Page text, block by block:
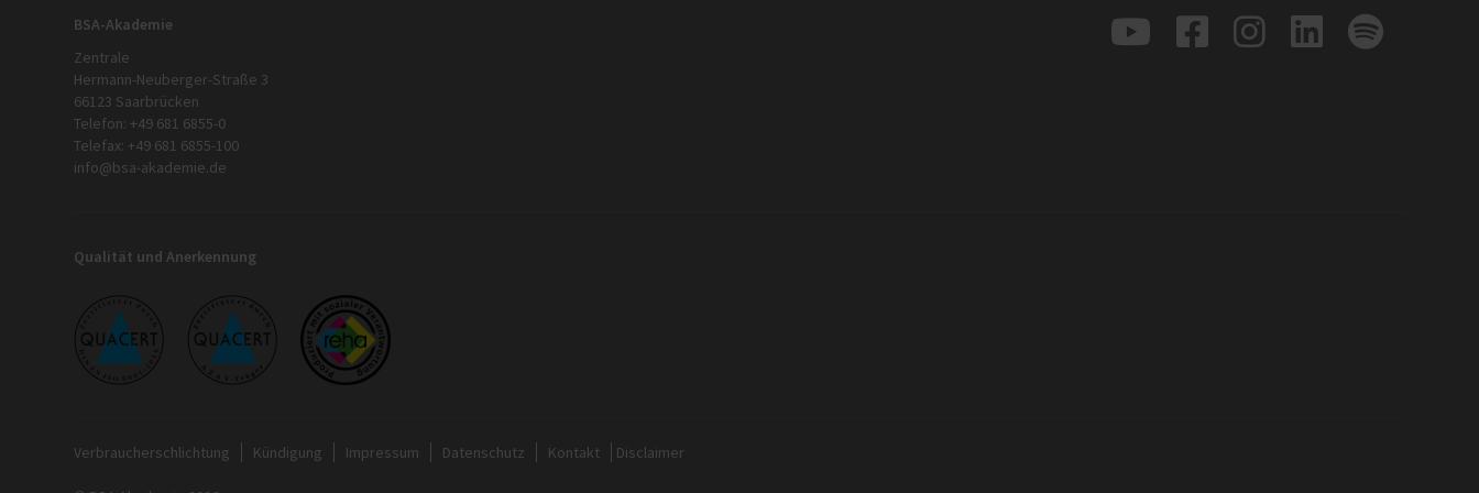
BSA-Akademie
Zentrale
Hermann-Neuberger-Straße 3
66123 Saarbrücken
Telefon: +49 681 6855-0
Telefax: +49 681 6855-100
info@bsa-akademie.de
Qualität und Anerkennung
Verbraucherschlichtung Kündigung Impressum Datenschutz Kontakt Disclaimer